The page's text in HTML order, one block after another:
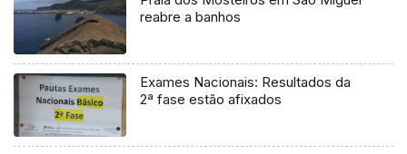
reabre a banhos
Exames Nacionais: Resultados da
2ª fase estão afixados